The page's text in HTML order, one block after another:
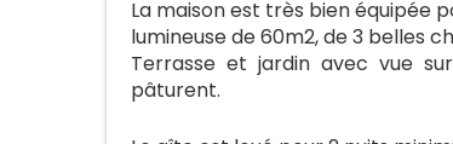
La maison est très bien équipée
lumineuse de 60m2, de 3 belles
Terrasse et jardin avec vue
pâturent.